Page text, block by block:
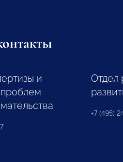
и
Отдел
+7 (495)